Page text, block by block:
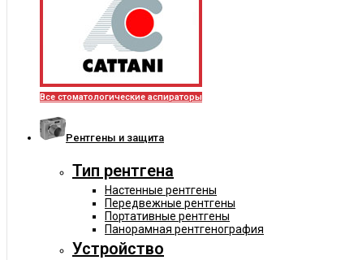
Все стоматологические аспираторы
Рентгены и защита
Тип рентгена
Настенные рентгены
Передвежные рентгены
Портативные рентгены
Панорамная рентгенография
Устройство